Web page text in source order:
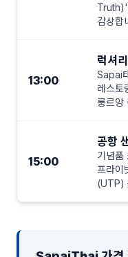
Truth)'
감상합
13:00
럭셔
Sapai
레스
룽르앙
15:00
공항
기념품
프라이
(UTP)